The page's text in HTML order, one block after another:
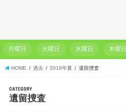
月曜日 火曜日 水曜日 木曜日
HOME 過去 2018年夏 遺留捜査
CATEGORY
遺留捜査